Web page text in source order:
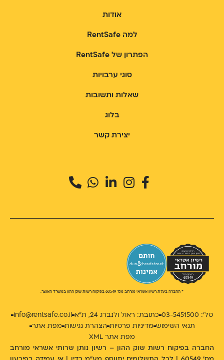
אודות
למה RentSafe
הפתרון של RentSafe
סוגי ערבויות
שאלות ותשובות
בלוג
יצירת קשר
* החברה בעלת רשיון אשראי מורחב מס' 60549 בפיקוח רשות שוק ההון במשרד האוצר.
טל': 03-5451500 כתובת: ראול ולנברג 24, ת״א
info@rentsafe.co.il
תנאי השימוש מדיניות פרטיות הצהרת נגישות מפת אתר
מפת אתר XML
החברה בפיקוח רשות שוק ההון – רשיון נותן שרותי אשראי מורחב